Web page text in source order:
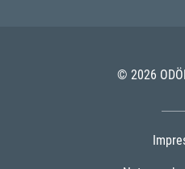
© 2026